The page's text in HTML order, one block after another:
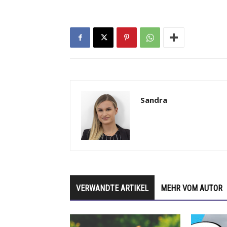
Sandra
VERWANDTE ARTIKEL MEHR VOM AUTOR